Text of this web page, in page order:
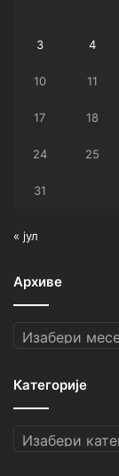
3 4
10 11
17 18
24 25
31
« јул
Архиве
Архиве
Категорије
Категорије